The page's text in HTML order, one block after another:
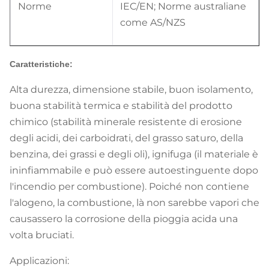
Norme
IEC/EN; Norme australiane
come AS/NZS
Caratteristiche:
Alta durezza, dimensione stabile, buon isolamento,
buona stabilità termica e stabilità del prodotto
chimico (stabilità minerale resistente di erosione
degli acidi, dei carboidrati, del grasso saturo, della
benzina, dei grassi e degli oli), ignifuga (il materiale è
ininfiammabile e può essere autoestinguente dopo
l'incendio per combustione). Poiché non contiene
l'alogeno, la combustione, là non sarebbe vapori che
causassero la corrosione della pioggia acida una
volta bruciati.
Applicazioni: